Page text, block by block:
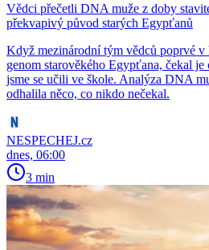
Vědci přečetli DNA muže z doby
překvapivý původ starých Egypťanů
Když mezinárodní tým vědců poprvé v
genom starověkého Egypťana, čekal
jsme se učili ve škole. Analýza DNA
odhalila něco, co nikdo nečekal.
NESPECHEJ.cz
dnes, 06:00
3 min